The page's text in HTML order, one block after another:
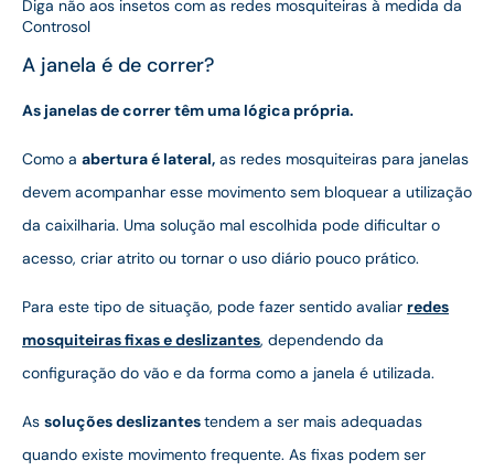
Diga não aos insetos com as redes mosquiteiras à medida da
Controsol
A janela é de correr?
As janelas de correr têm uma lógica própria.
Como a abertura é lateral, as redes mosquiteiras para janelas
devem acompanhar esse movimento sem bloquear a utilização
da caixilharia. Uma solução mal escolhida pode dificultar o
acesso, criar atrito ou tornar o uso diário pouco prático.
Para este tipo de situação, pode fazer sentido avaliar redes
mosquiteiras fixas e deslizantes, dependendo da
configuração do vão e da forma como a janela é utilizada.
As soluções deslizantestendem a ser mais adequadas
quando existe movimento frequente. As fixas podem ser